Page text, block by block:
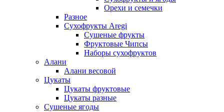
Орехи и семечки
Разное
Сухофрукты Aregi
Сушеные фрукты
Фруктовые Чипсы
Наборы сухофруктов
Алани
Алани весовой
Цукаты
Цукаты фруктовые
Цукаты разные
Сушеные ягоды